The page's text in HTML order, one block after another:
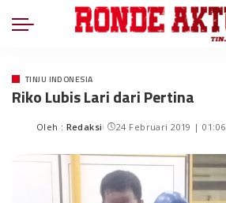
TINJU INDONESIA
Riko Lubis Lari dari Pertina
Oleh : Redaksi 24 Februari 2019 | 01:06